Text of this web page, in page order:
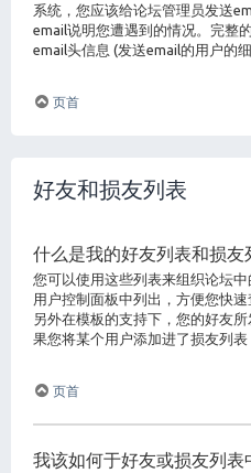
系统，您应该给论坛管理员发送
email说明您遭遇到的情况。完整
email头信息 (发送email的用户的
页首
好友和损友列表
什么是我的好友列表和损友
您可以使用这些列表来组织论坛
用户控制面板中列出，方便您快
另外在模板的支持下，您的好友
果您将某个用户添加进了损友列表
页首
我该如何于好友或损友列表